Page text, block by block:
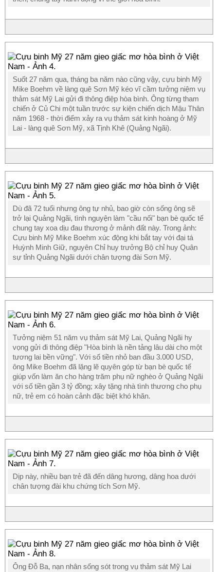
Suốt 27 năm qua, tháng ba năm nào cũng vậy, cựu binh Mỹ
Mike Boehm về làng quê Sơn Mỹ kéo vĩ cầm tưởng niệm vụ
thảm sát Mỹ Lai gửi đi thông điệp hòa bình. Ông từng tham
chiến ở Củ Chi một tuần trước sự kiện chiến dịch Mậu Thân
năm 1968 - thời điểm xảy ra vụ thảm sát kinh hoàng ở Mỹ
Lai - làng quê Sơn Mỹ, xã Tịnh Khê (Quảng Ngãi).
Dù đã 72 tuổi nhưng ông tự nhủ, bao giờ còn sống ông sẽ
trở lại Quảng Ngãi, tình nguyện làm "cầu nối" bạn bè quốc tế
chung tay xoa dịu đau thương ở mảnh đất này. Trong ảnh:
Cựu binh Mỹ Mike Boehm xúc động khi bắt tay với đại tá
Huỳnh Minh Giữ, nguyên Chỉ huy trưởng Bộ chỉ huy Quân
sự tỉnh Quảng Ngãi dưới chân tượng đài Sơn Mỹ.
Tưởng niệm 51 năm vụ thảm sát Mỹ Lai, Quảng Ngãi hy
vọng gửi đi thông điệp "Hòa bình là nền tảng lâu dài cho một
tương lai bền vững". Với số tiền nhỏ ban đầu 3.000 USD,
ông Mike Boehm đã lặng lẽ quyên góp từ bạn bè quốc tế
giúp vốn làm ăn cho hàng trăm phụ nữ nghèo ở Quảng Ngãi
với số tiền gần 3 tỷ đồng; xây tặng nhà tình thương cho phụ
nữ, trẻ em có hoàn cảnh đặc biệt khó khăn.
Dịp này, nhiều bạn trẻ đã đến dâng hương, dâng hoa dưới
chân tượng đài khu chứng tích Sơn Mỹ.
Ông Đỗ Ba, nạn nhân sống sót trong vụ thảm sát Mỹ Lai